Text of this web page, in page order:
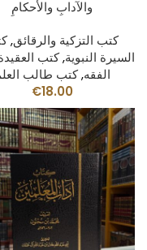
كتب التزكية والرقائق,
السيرة النبوية,كتب
الفقه,كتب طالب
€18.00